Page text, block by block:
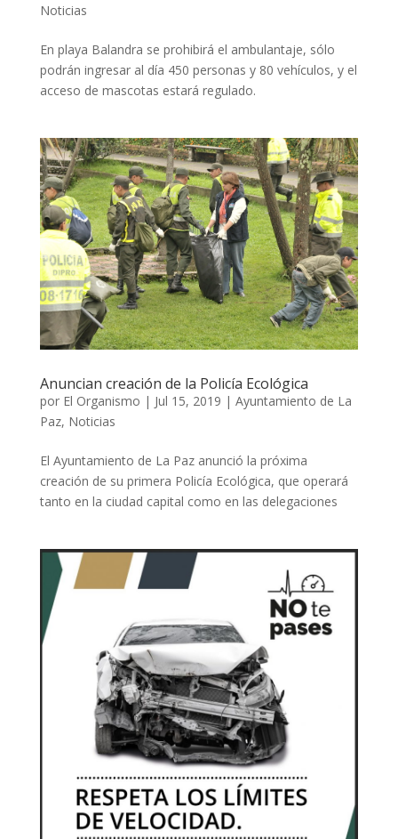
Noticias
En playa Balandra se prohibirá el ambulantaje, sólo
podrán ingresar al día 450 personas y 80 vehículos, y el
acceso de mascotas estará regulado.
Anuncian creación de la Policía Ecológica
por El Organismo | Jul 15, 2019 | Ayuntamiento de La
Paz, Noticias
El Ayuntamiento de La Paz anunció la próxima
creación de su primera Policía Ecológica, que operará
tanto en la ciudad capital como en las delegaciones